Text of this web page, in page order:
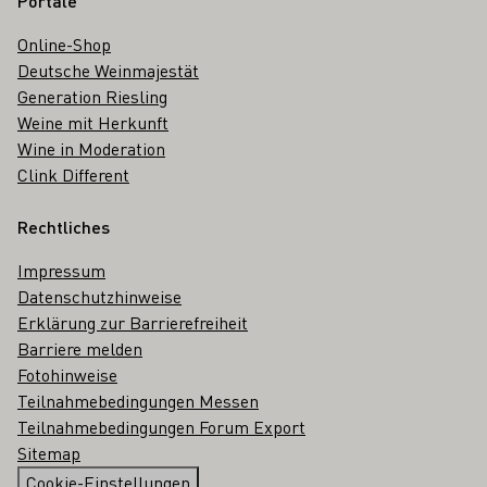
Online-Shop
Deutsche Weinmajestät
Generation Riesling
Weine mit Herkunft
Wine in Moderation
Clink Different
Rechtliches
Impressum
Datenschutzhinweise
Erklärung zur Barrierefreiheit
Barriere melden
Fotohinweise
Teilnahmebedingungen Messen
Teilnahmebedingungen Forum Export
Sitemap
Cookie-Einstellungen